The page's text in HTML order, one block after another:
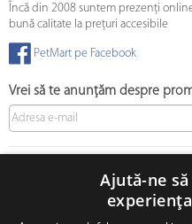
Încă din 2008 suntem prezenți
bună calitate la prețuri accesibile
PetMart pe Facebook
Vrei să te anunțăm despre
Ajută-ne